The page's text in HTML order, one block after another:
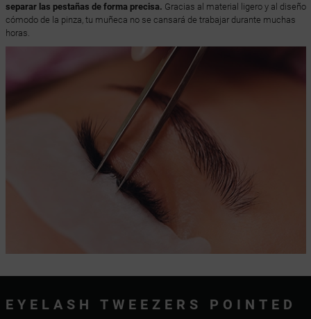
separar las pestañas de forma precisa. Gracias al material ligero y al diseño
cómodo de la pinza, tu muñeca no se cansará de trabajar durante muchas
horas.
EYELASH TWEEZERS POINTED